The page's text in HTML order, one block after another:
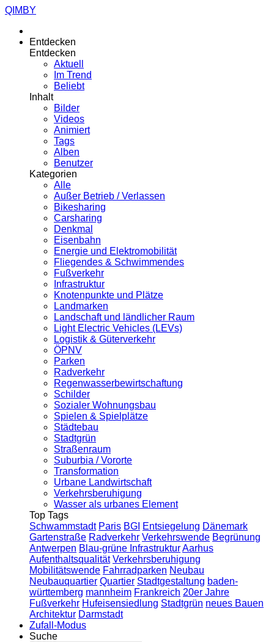
QIMBY
Entdecken
Entdecken
Aktuell
Im Trend
Beliebt
Inhalt
Bilder
Videos
Animiert
Tags
Alben
Benutzer
Kategorien
Alle
Außer Betrieb / Verlassen
Bikesharing
Carsharing
Denkmal
Eisenbahn
Energie und Elektromobilität
Fliegendes & Schwimmendes
Fußverkehr
Infrastruktur
Knotenpunkte und Plätze
Landmarken
Landschaft und ländlicher Raum
Light Electric Vehicles (LEVs)
Logistik & Güterverkehr
ÖPNV
Parken
Radverkehr
Regenwasserbewirtschaftung
Schilder
Sozialer Wohnungsbau
Spielen & Spielplätze
Städtebau
Stadtgrün
Straßenraum
Suburbia / Vororte
Transformation
Urbane Landwirtschaft
Verkehrsberuhigung
Wasser als urbanes Element
Top Tags
Schwammstadt Paris BGI Entsiegelung Dänemark
Gartenstraße Radverkehr Verkehrswende Begrünung
Antwerpen Blau-grüne InfrastrukturAarhus
Aufenthaltsqualität Verkehrsberuhigung
Mobilitätswende Fahrradparken Neubau
Neubauquartier Quartier Stadtgestaltung baden-
württemberg mannheim Frankreich 20er Jahre
Fußverkehr Hufeisensiedlung Stadtgrün neues Bauen
Architektur Darmstadt
Zufall-Modus
Suche